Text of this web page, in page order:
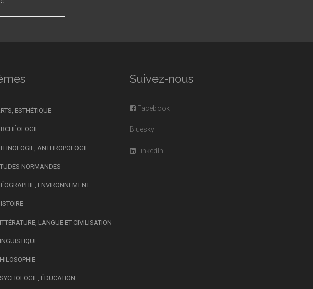
ESTHÉTIQUE
ANTHROPOLOGIE
NORMANDES
ENVIRONNEMENT
LANGUE ET CIVILISATION
ÉDUCATION
Suivez-nous
Facebook
Bluesky
LinkedIn